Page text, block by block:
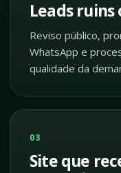
Leads
Reviso público,
WhatsApp e
qualidade da
03
Site que